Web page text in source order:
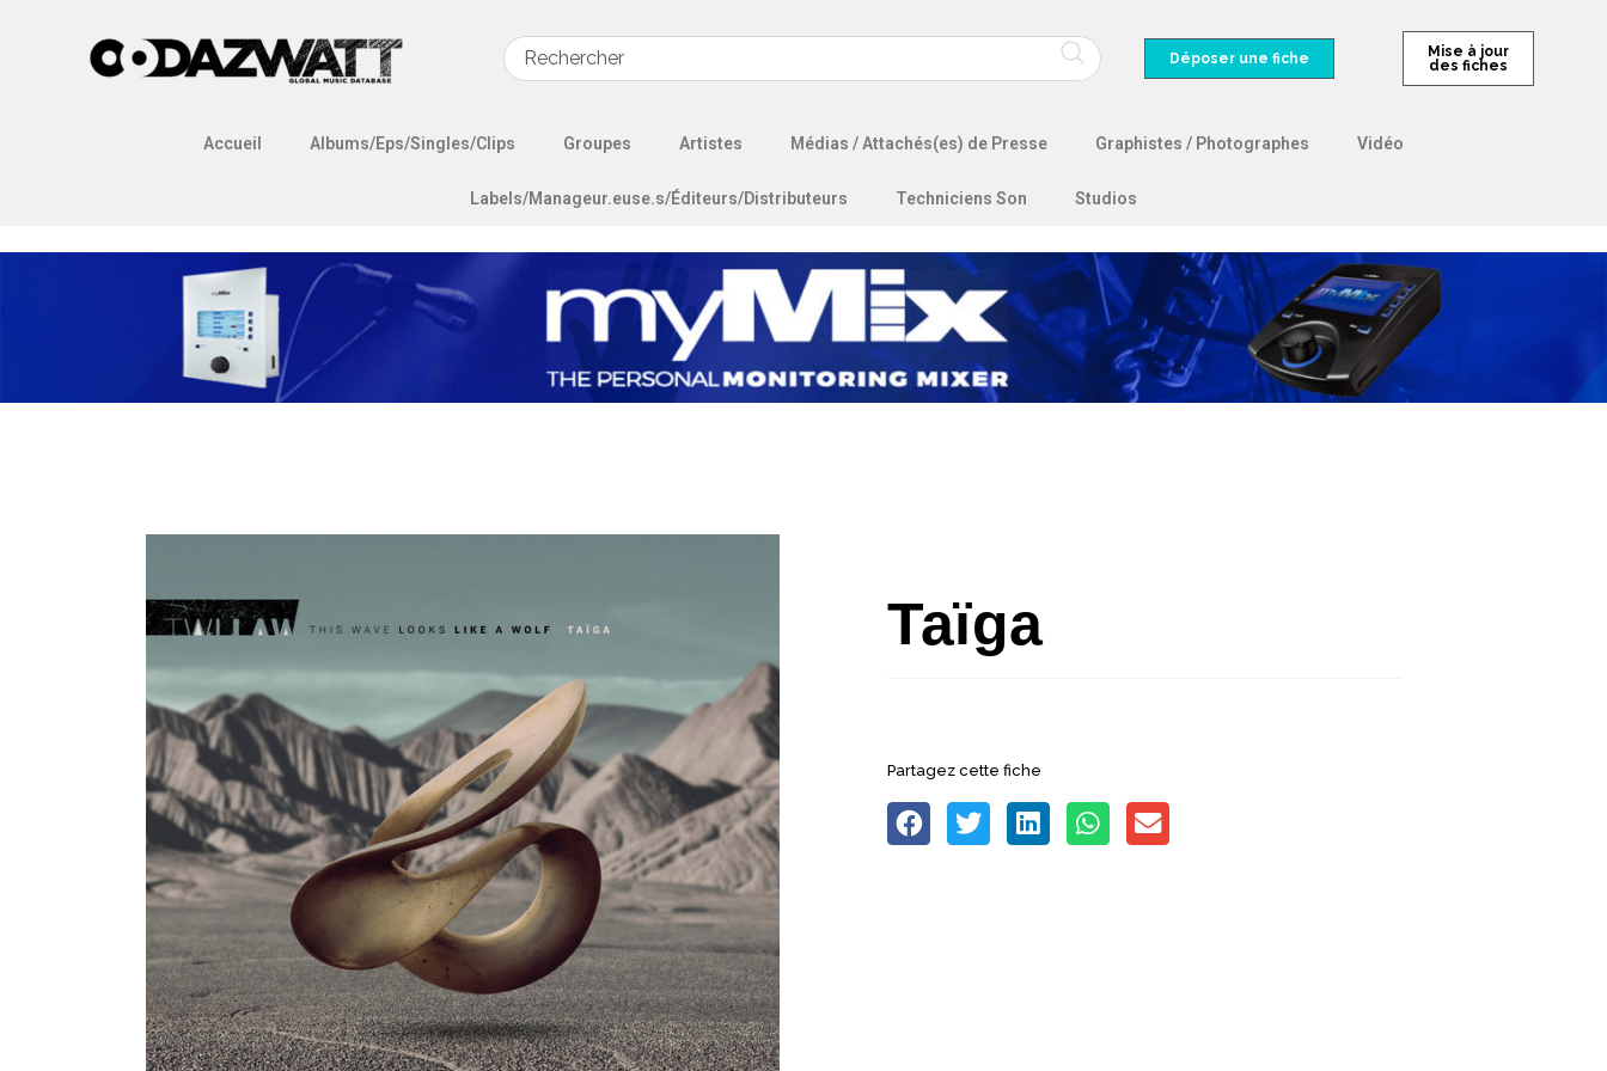
Déposer une fiche
Mise à jour
des fiches
Accueil Albums/Eps/Singles/Clips Groupes Artistes Médias / Attachés(es) de Presse Graphistes / Photographes Vidéo
Labels/Manageur.euse.s/Éditeurs/Distributeurs Techniciens Son Studios
Taïga
Partagez cette fiche